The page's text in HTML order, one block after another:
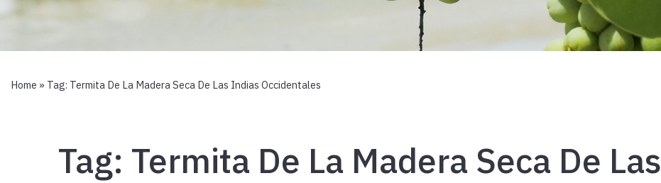
Home » Tag: Termita De La Madera Seca De Las Indias Occidentales
Tag: Termita De La Madera Seca De Las